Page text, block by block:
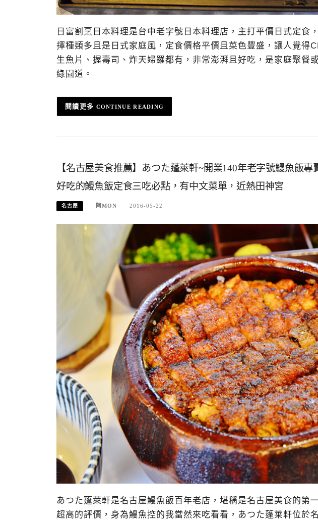
日富割烹日本料理是台中老字號日本料理店，主打平價日式定食
擇種類多且是日式家庭風，定食價格平價且菜色豐盛，讓人覺得
生魚片、握壽司、炸天婦羅都有，非常澎湃且好吃，是家庭聚餐
綠園道。
CONTINUE READING
【名古屋美食推薦】あつた蓬萊軒~開業140年老字號鰻魚飯
好吃的鰻魚飯定食三吃必點，有中文菜單，近熱田神宮
名古屋 阿MON 2016-05-22
あつた蓬萊軒是名古屋鰻魚飯百年老店，堪稱是名古屋美食的第
超高的評價，身為鰻魚控的我當然來吃看看，あつた蓬莱軒位於